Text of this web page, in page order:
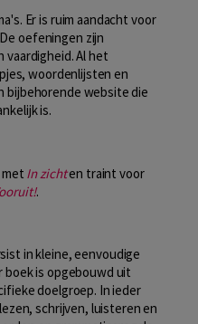
Er is ruim aandacht voor
oefeningen zijn
vaardigheid. Al het
woordenlijsten en
bijbehorende website die
is.
In zichten traint voor
.
in kleine, eenvoudige
is opgebouwd uit
doelgroep. In ieder
schrijven, luisteren en